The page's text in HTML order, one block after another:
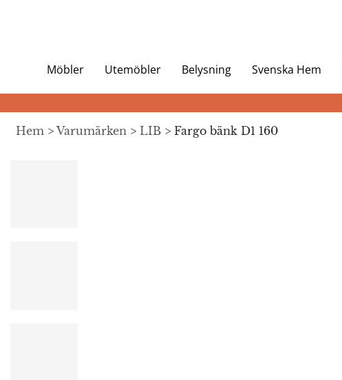
Möbler Utemöbler Belysning Svenska Hem
Hem >Varumärken > LIB > Fargo bänk D1 160